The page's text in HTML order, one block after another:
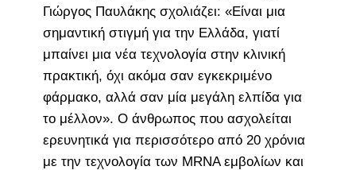
Γιώργος Παυλάκης σχολιάζει: «Είναι μια
σημαντική στιγμή για την Ελλάδα, γιατί
μπαίνει μια νέα τεχνολογία στην κλινική
πρακτική, όχι ακόμα σαν εγκεκριμένο
φάρμακο, αλλά σαν μία μεγάλη ελπίδα για
το μέλλον». Ο άνθρωπος που ασχολείται
ερευνητικά για περισσότερο από 20 χρόνια
με την τεχνολογία των MRNA εμβολίων και